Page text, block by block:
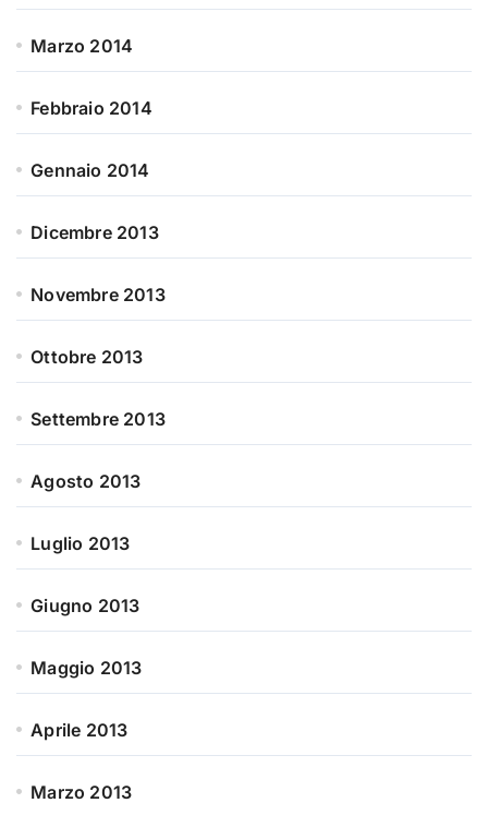
Marzo 2014
Febbraio 2014
Gennaio 2014
Dicembre 2013
Novembre 2013
Ottobre 2013
Settembre 2013
Agosto 2013
Luglio 2013
Giugno 2013
Maggio 2013
Aprile 2013
Marzo 2013